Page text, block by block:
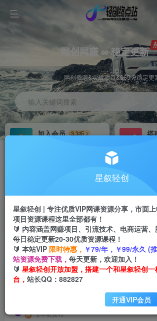
网创网赚 ∞ 稳定更新
网创资源&实战项目&365天稳定更
输入关键词搜索
加入会员
3.3折
搭
首页 会员免费 正文
短视频IP合伙人-从账号基础开始通
频平台打造ip，引流到私域，进行变
2年前发布
星叙轻创
星叙轻创 | 专注优质VIP网课资源分享，市面
项目资源课程这里全部都有！
🔰 内容涵盖网赚项目、引流技术、电商运营、
每日稳定更新20-30优质资源课程！
🔰 本站VIP 限时特惠， ￥79/年，￥99/永久 (
站资源免费下载， 每天更新，欢迎加入！
🔰 星叙轻创开放加盟，搭建一个和星叙轻创
台， 站长QQ：882827
开通VIP会员